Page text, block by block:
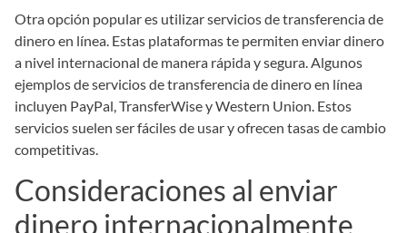
Otra opción popular es utilizar servicios de transferencia de
dinero en línea. Estas plataformas te permiten enviar dinero
a nivel internacional de manera rápida y segura. Algunos
ejemplos de servicios de transferencia de dinero en línea
incluyen PayPal, TransferWise y Western Union. Estos
servicios suelen ser fáciles de usar y ofrecen tasas de cambio
competitivas.
Consideraciones al enviar
dinero internacionalmente